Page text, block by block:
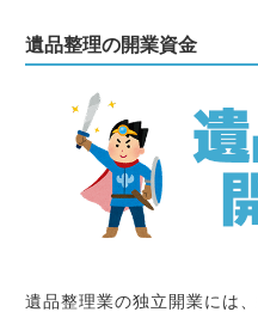
遺品整理の開業資金
遺品整理業の独立開業には、